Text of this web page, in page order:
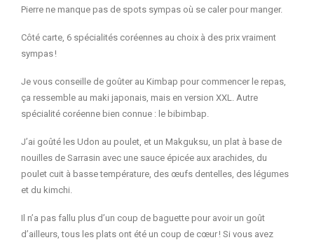
Pierre ne manque pas de spots sympas où se caler pour manger.
Côté carte, 6 spécialités coréennes au choix à des prix vraiment
sympas !
Je vous conseille de goûter au Kimbap pour commencer le repas,
ça ressemble au maki japonais, mais en version XXL. Autre
spécialité coréenne bien connue : le bibimbap.
J’ai goûté les Udon au poulet, et un Makguksu, un plat à base de
nouilles de Sarrasin avec une sauce épicée aux arachides, du
poulet cuit à basse température, des œufs dentelles, des légumes
et du kimchi.
Il n’a pas fallu plus d’un coup de baguette pour avoir un goût
d’ailleurs, tous les plats ont été un coup de cœur ! Si vous avez